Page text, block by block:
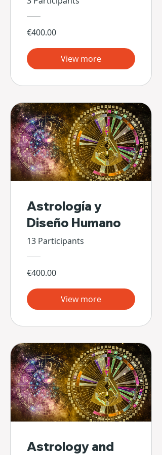
€400.00
View more
Astrología y
Diseño Humano
13 Participants
€400.00
View more
Astrology and